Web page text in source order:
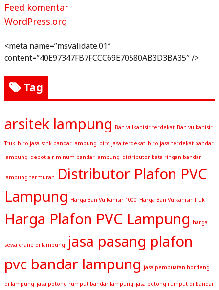
Feed komentar
WordPress.org
<meta name=”msvalidate.01″
content=”40E97347FB7FCCC69E70580AB3D3BA35″ />
Tag
arsitek lampung Ban vulkanisir terdekat Ban vulkanisir
Truk biro jasa stnk bandar lampung biro jasa terdekat biro jasa terdekat bandar
lampung depot air minum bandar lampung distributor bata ringan bandar
lampung termurah
Distributor Plafon PVC
Lampung Harga Ban Vulkanisir 1000 Harga Ban Vulkanisir Truk
Harga Plafon PVC Lampung harga
sewa crane di lampung
jasa pasang plafon
pvc bandar lampung jasa pembuatan hordeng
di lampung jasa potong rumput bandar lampung jasa potong rumput di bandar